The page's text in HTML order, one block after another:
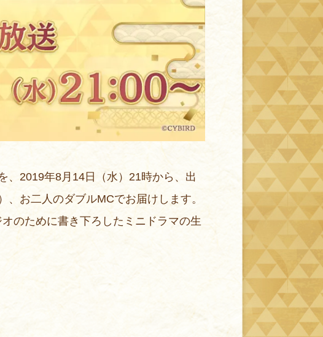
2019年8月14日（水）21時から、出
お二人のダブルMCでお届けします。
のために書き下ろしたミニドラマの生